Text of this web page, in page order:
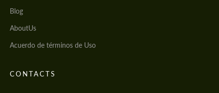
Blog
AboutUs
Acuerdo de términos de Uso
CONTACTS